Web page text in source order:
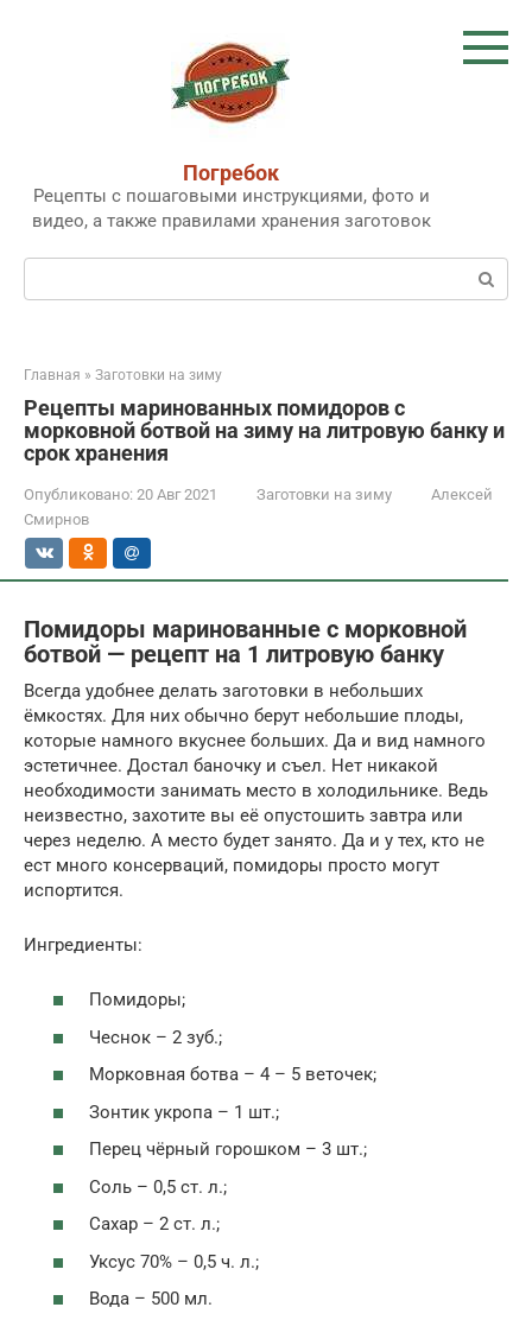
Погребок
Рецепты с пошаговыми инструкциями, фото и
видео, а также правилами хранения заготовок
Поиск:
Главная » Заготовки на зиму
Рецепты маринованных помидоров с
морковной ботвой на зиму на литровую банку и
срок хранения
Опубликовано: 20 Авг 2021 Заготовки на зиму
Алексей
Смирнов
Помидоры маринованные с морковной
ботвой — рецепт на 1 литровую банку
Всегда удобнее делать заготовки в небольших
ёмкостях. Для них обычно берут небольшие плоды,
которые намного вкуснее больших. Да и вид намного
эстетичнее. Достал баночку и съел. Нет никакой
необходимости занимать место в холодильнике. Ведь
неизвестно, захотите вы её опустошить завтра или
через неделю. А место будет занято. Да и у тех, кто не
ест много консерваций, помидоры просто могут
испортится.
Ингредиенты:
Помидоры;
Чеснок – 2 зуб.;
Морковная ботва – 4 – 5 веточек;
Зонтик укропа – 1 шт.;
Перец чёрный горошком – 3 шт.;
Соль – 0,5 ст. л.;
Сахар – 2 ст. л.;
Уксус 70% – 0,5 ч. л.;
Вода – 500 мл.